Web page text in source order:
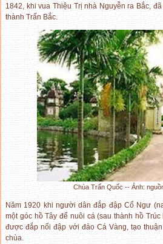
1842, khi vua Thiệu Trị nhà Nguyễn ra Bắc,
thành Trấn Bắc.
Chùa Trấn Quốc -- Ảnh:
Năm 1920 khi người dân đắp đập Cổ Ngư
một góc hồ Tây để nuôi cá (sau thành hồ
được đắp nối đập với đảo Cá Vàng, tạo
chùa.